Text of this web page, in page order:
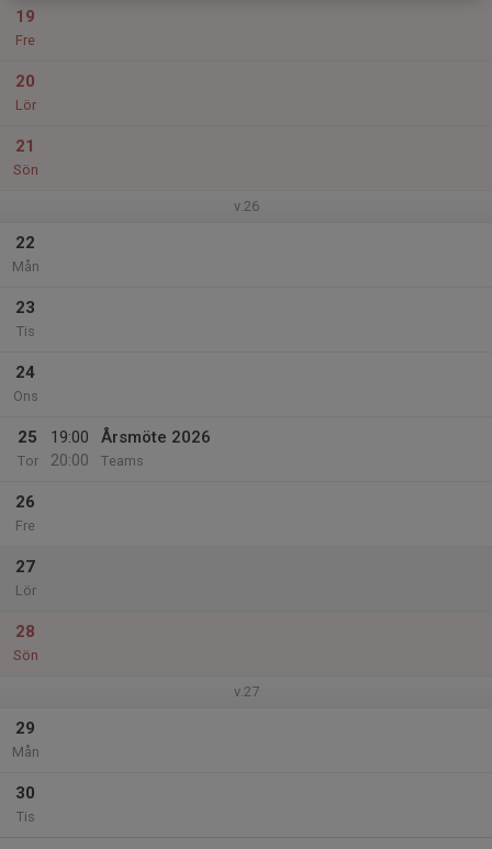
19
Fre
20
Lör
21
Sön
v.26
22
Mån
23
Tis
24
Ons
25
Tor
19:00
20:00
Årsmöte 2026
Teams
26
Fre
27
Lör
28
Sön
v.27
29
Mån
30
Tis